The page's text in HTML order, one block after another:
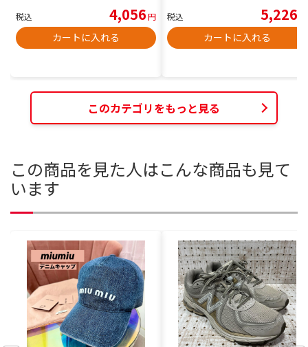
税込 4,056円
カートに入れる
税込 5,226
カートに入れる
このカテゴリをもっと見る
この商品を見た人はこんな商品も見て
います